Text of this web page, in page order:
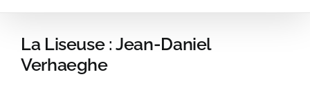
La Liseuse : Jean-Daniel
Verhaeghe